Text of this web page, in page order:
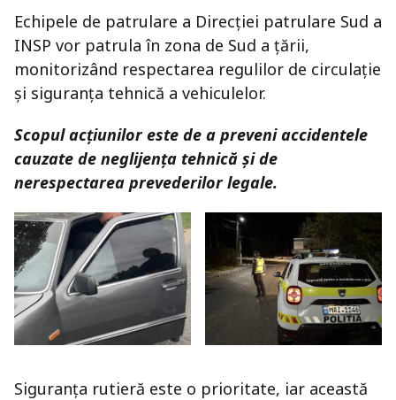
Echipele de patrulare a Direcției patrulare Sud a
INSP vor patrula în zona de Sud a țării,
monitorizând respectarea regulilor de circulație
și siguranța tehnică a vehiculelor.
Scopul acțiunilor este de a preveni accidentele
cauzate de neglijența tehnică și de
nerespectarea prevederilor legale.
Siguranța rutieră este o prioritate, iar această